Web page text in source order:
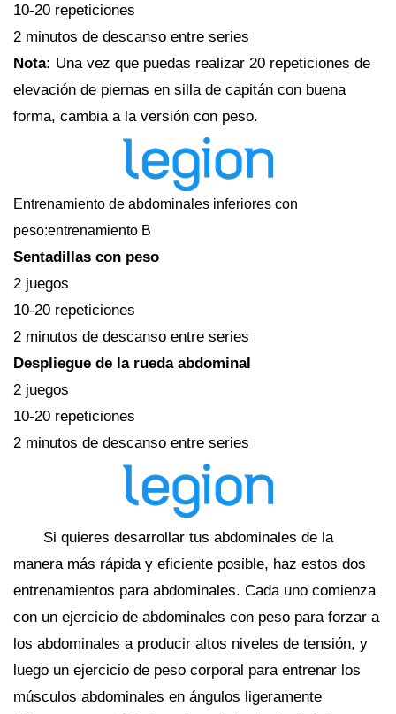
10-20 repeticiones
2 minutos de descanso entre series
Nota: Una vez que puedas realizar 20 repeticiones de
elevación de piernas en silla de capitán con buena
forma, cambia a la versión con peso.
Entrenamiento de abdominales inferiores con
peso:entrenamiento B
Sentadillas con peso
2 juegos
10-20 repeticiones
2 minutos de descanso entre series
Despliegue de la rueda abdominal
2 juegos
10-20 repeticiones
2 minutos de descanso entre series
Si quieres desarrollar tus abdominales de la
manera más rápida y eficiente posible, haz estos dos
entrenamientos para abdominales. Cada uno comienza
con un ejercicio de abdominales con peso para forzar a
los abdominales a producir altos niveles de tensión, y
luego un ejercicio de peso corporal para entrenar los
músculos abdominales en ángulos ligeramente